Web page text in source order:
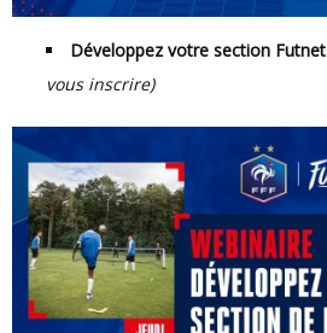
Développez votre section Futnet
vous inscrire)